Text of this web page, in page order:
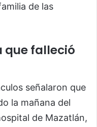
de las
que falleció
señalaron que
la mañana del
de Mazatlán,